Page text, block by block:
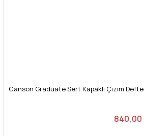
Canson Graduate Sert Kapaklı Çizim
840,00